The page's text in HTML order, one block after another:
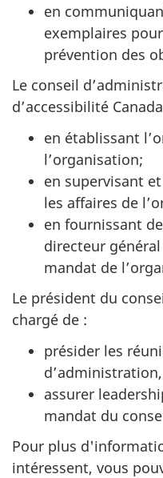
en
exemplaires
prévention des
Le conseil
d’accessibilité
en établissant
l’organisation;
en supervisant
les affaires de
en fournissant
directeur
mandat de
Le président du
chargé de :
présider les
assurer
mandat du
Pour plus
intéressent, vous